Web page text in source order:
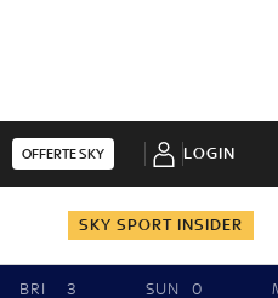
OFFERTE SKY LOGIN
SKY SPORT INSIDER
BRI
3
SUN
0